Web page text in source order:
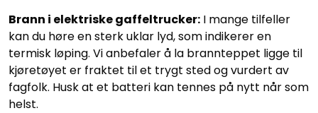
Brann i elektriske gaffeltrucker: I mange tilfeller
kan du høre en sterk uklar lyd, som indikerer en
termisk løping. Vi anbefaler å la brannteppet ligge til
kjøretøyet er fraktet til et trygt sted og vurdert av
fagfolk. Husk at et batteri kan tennes på nytt når som
helst.